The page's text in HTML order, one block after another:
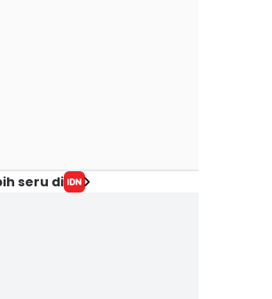
seru di